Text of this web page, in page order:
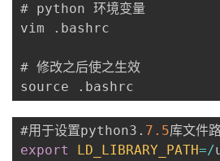
# python 环境变量
vim
. bashrc
# 修改之后使之生效
source
.
#用于设置python3 . 7.5
export
LD_LIBRARY_PATH=/